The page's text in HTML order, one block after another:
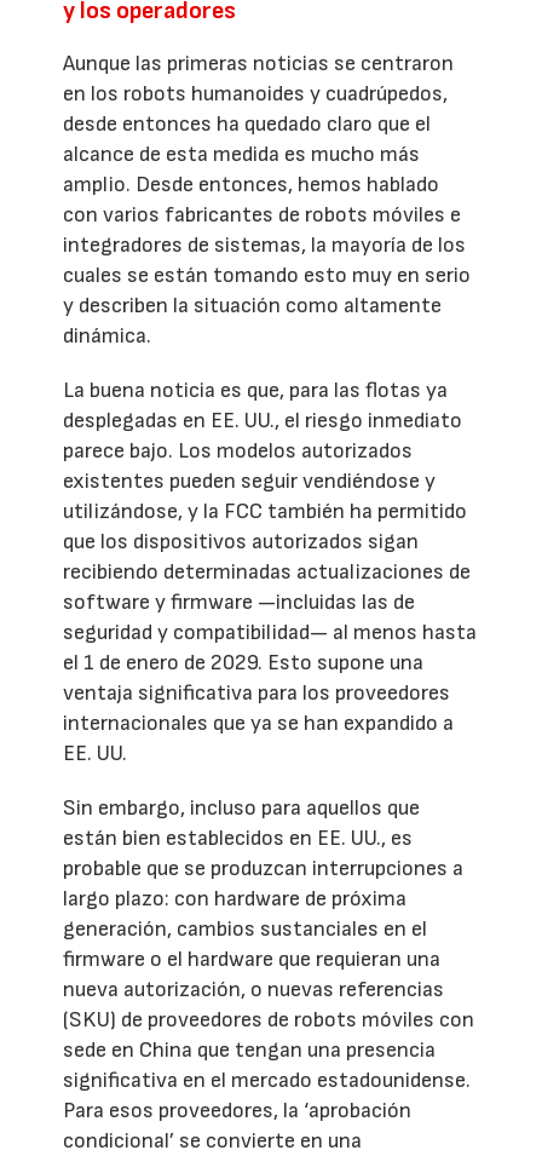
y los operadores
Aunque las primeras noticias se centraron
en los robots humanoides y cuadrúpedos,
desde entonces ha quedado claro que el
alcance de esta medida es mucho más
amplio. Desde entonces, hemos hablado
con varios fabricantes de robots móviles e
integradores de sistemas, la mayoría de los
cuales se están tomando esto muy en serio
y describen la situación como altamente
dinámica.
La buena noticia es que, para las flotas ya
desplegadas en EE. UU., el riesgo inmediato
parece bajo. Los modelos autorizados
existentes pueden seguir vendiéndose y
utilizándose, y la FCC también ha permitido
que los dispositivos autorizados sigan
recibiendo determinadas actualizaciones de
software y firmware —incluidas las de
seguridad y compatibilidad— al menos hasta
el 1 de enero de 2029. Esto supone una
ventaja significativa para los proveedores
internacionales que ya se han expandido a
EE. UU.
Sin embargo, incluso para aquellos que
están bien establecidos en EE. UU., es
probable que se produzcan interrupciones a
largo plazo: con hardware de próxima
generación, cambios sustanciales en el
firmware o el hardware que requieran una
nueva autorización, o nuevas referencias
(SKU) de proveedores de robots móviles con
sede en China que tengan una presencia
significativa en el mercado estadounidense.
Para esos proveedores, la ‘aprobación
condicional’ se convierte en una